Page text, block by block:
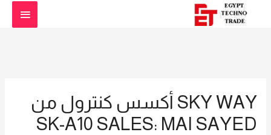
SKY WAY أكسس كنترول من
SK-A10 SALES: MAI SAYED